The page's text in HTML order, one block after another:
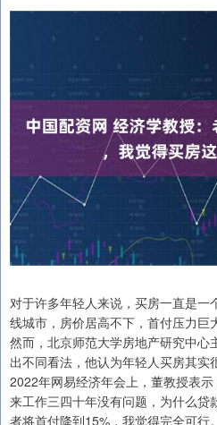
对于许多年轻人来说，买房一直是一
线城市，房价居高不下，首付压力巨
然而，北京师范大学房地产研究中心
出不同看法，他认为年轻人买房其实
2022年网易经济年会上，董教授表
来工作三四十年没有问题，为什么
者将首付降到15%，我觉得完全可行